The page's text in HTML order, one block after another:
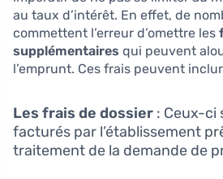
au taux d’intérêt. En effet, de
commettent l’erreur d’omettre les
supplémentaires qui peuvent
l’emprunt. Ces frais peuvent
Les frais de dossier : Ceux-ci
facturés par l’établissement
traitement de la demande de